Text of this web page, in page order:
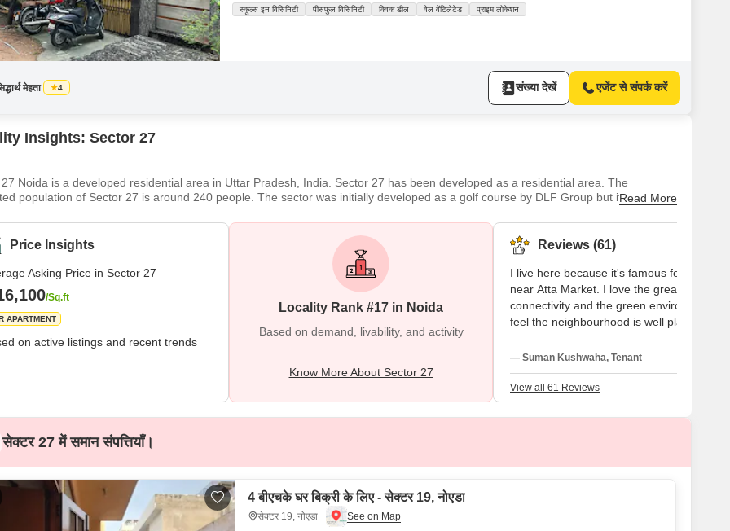
स्कूल्स इन विसिनिटी पीसफुल विसिनिटी क्विक डील वेल वेंटिलेटेड प्राइम लोकेशन
मेहता 4 संख्या देखें एजेंट से संपर्क करें
Insights: Sector 27
Noida is a developed residential area in Uttar Pradesh, India. Sector 27 has been developed as a residential area. The
population of Sector 27 is around 240 people. The sector was initially developed as a golf course by DLF Group but it later
in 2010. There are plans to develop more sectors in this area. What’s Great / What’s No
Read More
Price Insights
Asking Price in Sector 27
/Sq.ft
APARTMENT
on active listings and recent trends
Locality Rank #17 in Noida
Based on demand, livability, and activity
Know More About Sector 27
Reviews (61)
I live here because it's famous for being
near Atta Market. I love the great
connectivity and the green environment. I
feel the neighbourhood is well planned. I
often. My experiences are good, but I feel
disappointed by high rents and limited
parking.
— Suman Kushwaha, Tenant
View all 61 Reviews
सेक्टर 27 में समान संपत्तियाँ।
4 बीएचके घर बिक्री के लिए - सेक्टर 19, नोएडा
सेक्टर 19, नोएडा